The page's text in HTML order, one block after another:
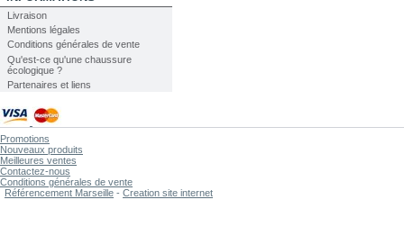
Livraison
Mentions légales
Conditions générales de vente
Qu'est-ce qu'une chaussure
écologique ?
Partenaires et liens
Promotions
Nouveaux produits
Meilleures ventes
Contactez-nous
Conditions générales de vente
Référencement Marseille - Creation site internet